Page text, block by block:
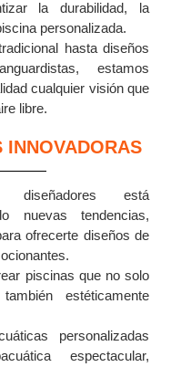
la durabilidad, la
personalizada.
hasta diseños
estamos
cualquier visión que
libre.
INNOVADORAS
está
nuevas tendencias,
ofrecerte diseños de
piscinas que no solo
estéticamente
personalizadas
espectacular,